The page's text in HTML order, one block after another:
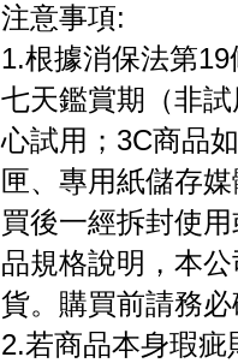
注意事項:
1.根據消保法第
七天鑑賞期（非
心試用；3C商品
匣、專用紙儲存
買後一經拆封使
品規格說明，本
貨。購買前請務
2.若商品本身瑕